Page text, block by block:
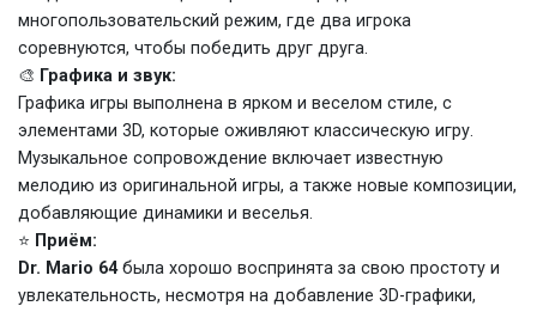
многопользовательский режим, где два игрока
соревнуются, чтобы победить друг друга.
🎨 Графика и звук:
Графика игры выполнена в ярком и веселом стиле, с
элементами 3D, которые оживляют классическую игру.
Музыкальное сопровождение включает известную
мелодию из оригинальной игры, а также новые композиции,
добавляющие динамики и веселья.
⭐ Приём:
Dr. Mario 64была хорошо воспринята за свою простоту и
увлекательность, несмотря на добавление 3D-графики,